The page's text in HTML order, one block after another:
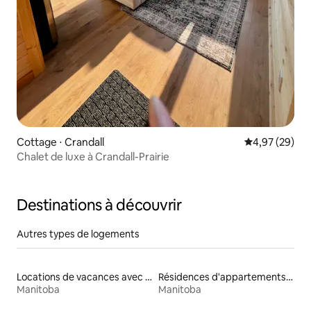
Cottage ⋅ Crandall Évaluation
4,97 (29)
Chalet de luxe à Crandall-Prairie
Destinations à découvrir
Autres types de logements
Locations de vacances avec piscine
Manitoba
Résidences d'appartements en location
Manitoba